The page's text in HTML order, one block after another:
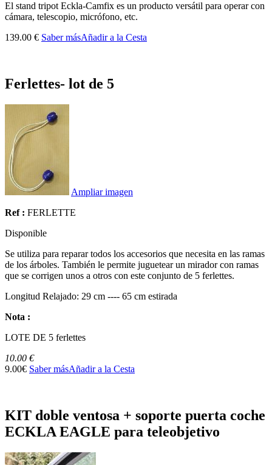
El stand tripot Eckla-Camfix es un producto versátil para operar con
cámara, telescopio, micrófono, etc.
139.00 € Saber másAñadir a la Cesta
Ferlettes- lot de 5
Ampliar imagen
Ref : FERLETTE
Disponible
Se utiliza para reparar todos los accesorios que necesita en las ramas
de los árboles. También le permite juguetear un mirador con ramas
que se corrigen unos a otros con este conjunto de 5 ferlettes.
Longitud Relajado: 29 cm ---- 65 cm estirada
Nota :
LOTE DE 5 ferlettes
10.00 €
9.00€ Saber másAñadir a la Cesta
KIT doble ventosa + soporte puerta coche
ECKLA EAGLE para teleobjetivo